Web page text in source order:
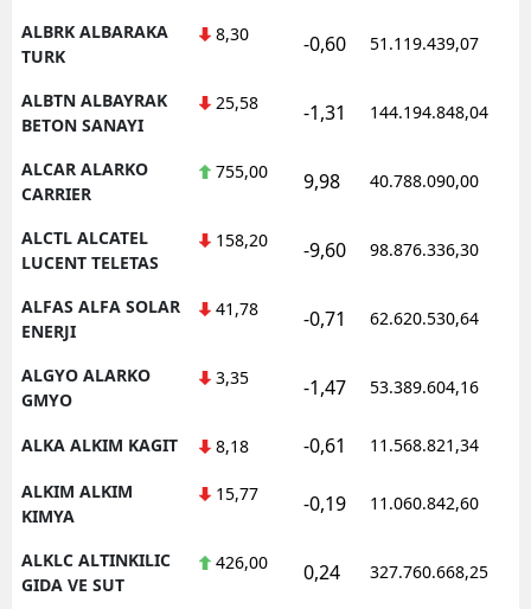
ALBRK ALBARAKA
TURK
8,30 -0,60 51.119.439,07
ALBTN ALBAYRAK
BETON SANAYI
25,58 -1,31 144.194.848,04
ALCAR ALARKO
CARRIER
755,00 9,98 40.788.090,00
ALCTL ALCATEL
LUCENT TELETAS
158,20 -9,60 98.876.336,30
ALFAS ALFA SOLAR
ENERJI
41,78 -0,71 62.620.530,64
ALGYO ALARKO
GMYO
3,35 -1,47 53.389.604,16
ALKA ALKIM KAGIT 8,18 -0,61 11.568.821,34
ALKIM ALKIM
KIMYA
15,77 -0,19 11.060.842,60
ALKLC ALTINKILIC
GIDA VE SUT
426,00 0,24 327.760.668,25